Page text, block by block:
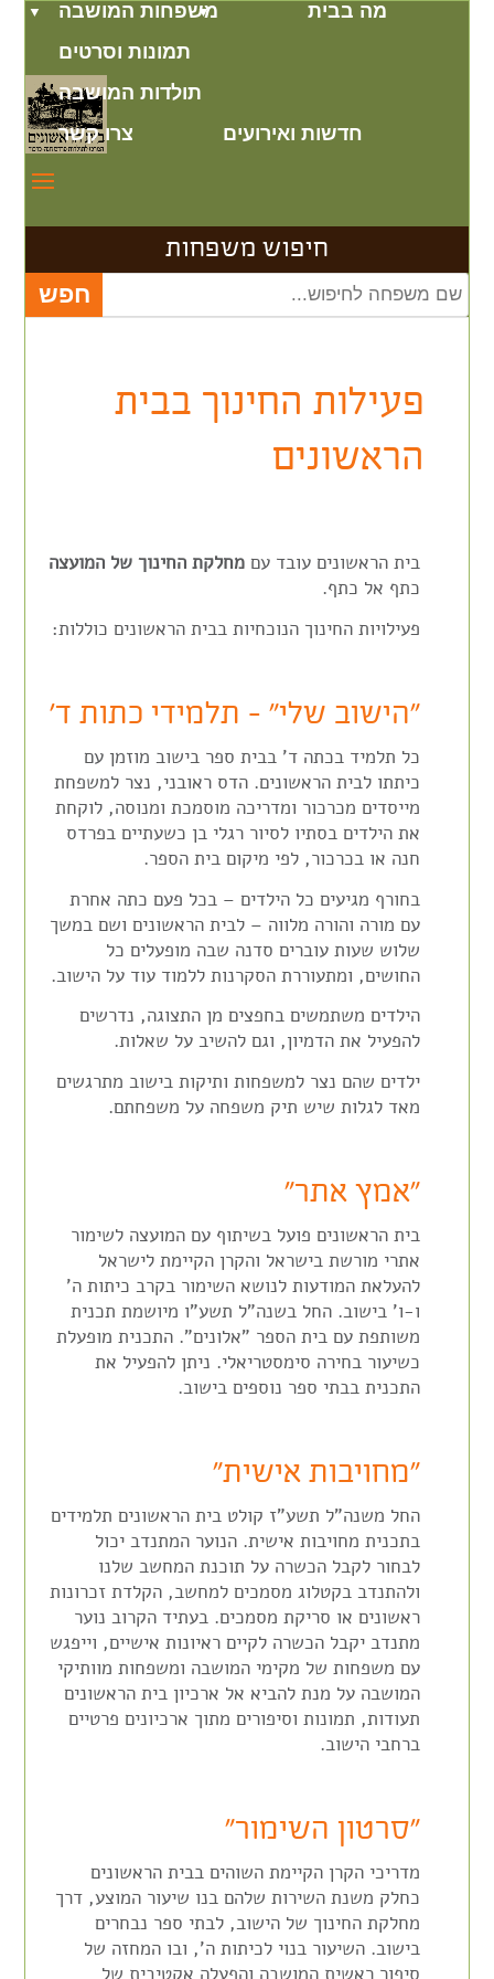
מה בבית
משפחות המושבה
תמונות וסרטים
תולדות המושבה
חדשות ואירועים
צרו קשר
חיפוש משפחות
פעילות החינוך בבית
הראשונים
בית הראשונים עובד עםמחלקת החינוך של המועצה
כתף אל כתף.
פעילויות החינוך הנוכחיות בבית הראשונים כוללות:
"הישוב שלי" – תלמידי כתות ד'
כל תלמיד בכתה ד' בבית ספר בישוב מוזמן עם
כיתתו לבית הראשונים. הדס ראובני, נצר למשפחת
מייסדים מכרכור ומדריכה מוסמכת ומנוסה, לוקחת
את הילדים בסתיו לסיור רגלי בן כשעתיים בפרדס
חנה או בכרכור, לפי מיקום בית הספר.
בחורף מגיעים כל הילדים – בכל פעם כתה אחרת
עם מורה והורה מלווה – לבית הראשונים ושם במשך
שלוש שעות עוברים סדנה שבה מופעלים כל
החושים, ומתעוררת הסקרנות ללמוד עוד על הישוב.
הילדים משתמשים בחפצים מן התצוגה, נדרשים
להפעיל את הדמיון, וגם להשיב על שאלות.
ילדים שהם נצר למשפחות ותיקות בישוב מתרגשים
מאד לגלות שיש תיק משפחה על משפחתם.
"אמץ אתר"
בית הראשונים פועל בשיתוף עם המועצה לשימור
אתרי מורשת בישראל והקרן הקיימת לישראל
להעלאת המודעות לנושא השימור בקרב כיתות ה'
ו-ו' בישוב. החל בשנה"ל תשע"ו מיושמת תכנית
משותפת עם בית הספר "אלונים". התכנית מופעלת
כשיעור בחירה סימסטריאלי. ניתן להפעיל את
התכנית בבתי ספר נוספים בישוב.
"מחויבות אישית"
החל משנה"ל תשע"ז קולט בית הראשונים תלמידים
בתכנית מחויבות אישית. הנוער המתנדב יכול
לבחור לקבל הכשרה על תוכנת המחשב שלנו
ולהתנדב בקטלוג מסמכים למחשב, הקלדת זכרונות
ראשונים או סריקת מסמכים. בעתיד הקרוב נוער
מתנדב יקבל הכשרה לקיים ראיונות אישיים, וייפגש
עם משפחות של מקימי המושבה ומשפחות מוותיקי
המושבה על מנת להביא אל ארכיון בית הראשונים
תעודות, תמונות וסיפורים מתוך ארכיונים פרטיים
ברחבי הישוב.
"סרטון השימור"
מדריכי הקרן הקיימת השוהים בבית הראשונים
כחלק משנת השירות שלהם בנו שיעור המוצע, דרך
מחלקת החינוך של הישוב, לבתי ספר נבחרים
בישוב. השיעור בנוי לכיתות ה', ובו המחזה של